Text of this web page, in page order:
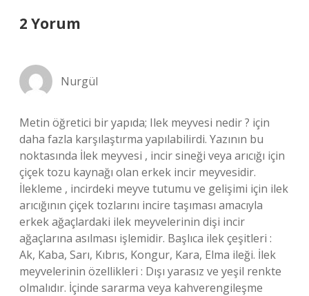
2 Yorum
Nurgül
Metin öğretici bir yapıda; Ilek meyvesi nedir ? için
daha fazla karşılaştırma yapılabilirdi. Yazının bu
noktasında İlek meyvesi , incir sineği veya arıcığı için
çiçek tozu kaynağı olan erkek incir meyvesidir.
İlekleme , incirdeki meyve tutumu ve gelişimi için ilek
arıcığının çiçek tozlarını incire taşıması amacıyla
erkek ağaçlardaki ilek meyvelerinin dişi incir
ağaçlarına asılması işlemidir. Başlıca ilek çeşitleri :
Ak, Kaba, Sarı, Kıbrıs, Kongur, Kara, Elma ileği. İlek
meyvelerinin özellikleri : Dışı yarasız ve yeşil renkte
olmalıdır. İçinde sararma veya kahverengileşme